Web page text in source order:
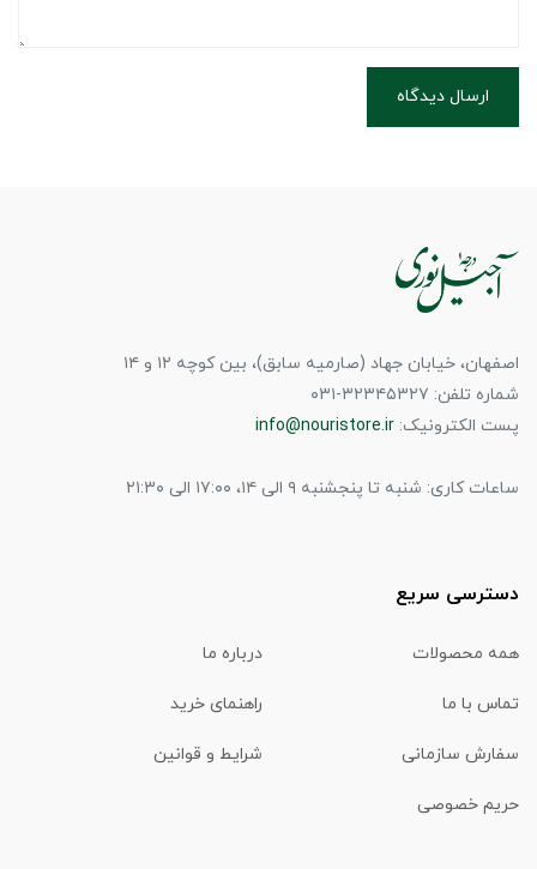
ارسال دیدگاه
اصفهان، خیابان جهاد (صارمیه سابق)، بین کوچه ۱۲ و ۱۴
شماره تلفن: ۳۲۳۴۵۳۲۷-۰۳۱
پست الکترونیک: info@nouristore.ir
ساعات کاری: شنبه تا پنجشنبه ۹ الی ۱۴، ۱۷:۰۰ الی ۲۱:۳۰
دسترسی سریع
همه محصولات درباره ما
تماس با ما راهنمای خرید
سفارش سازمانی شرایط و قوانین
حریم خصوصی